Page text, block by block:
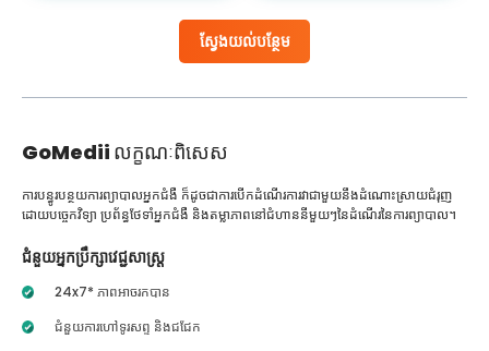
ស្វែងយល់បន្ថែម
GoMedii លក្ខណៈពិសេស
ការបន្ធូរបន្ថយការព្យាបាលអ្នកជំងឺ ក៏ដូចជាការបើកដំណើរការវាជាមួយនឹងដំណោះស្រាយជំរុញ
ដោយបច្ចេកវិទ្យា ប្រព័ន្ធថែទាំអ្នកជំងឺ និងតម្លាភាពនៅជំហាននីមួយៗនៃដំណើរនៃការព្យាបាល។
ជំនួយអ្នកប្រឹក្សាវេជ្ជសាស្ត្រ
24x7* ភាពអាចរកបាន
ជំនួយការហៅទូរសព្ទ និងជជែក